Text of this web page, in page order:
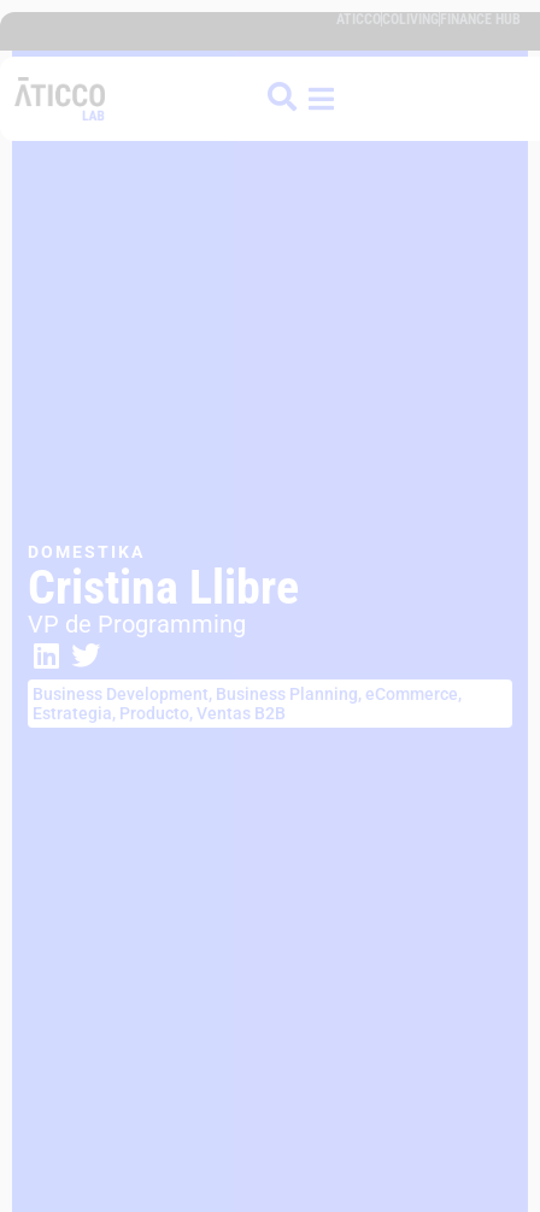
ATICCO COLIVING FINANCE HUB
DOMESTIKA
Cristina Llibre
VP de Programming
Business Development, Business Planning, eCommerce,
Estrategia, Producto, Ventas B2B